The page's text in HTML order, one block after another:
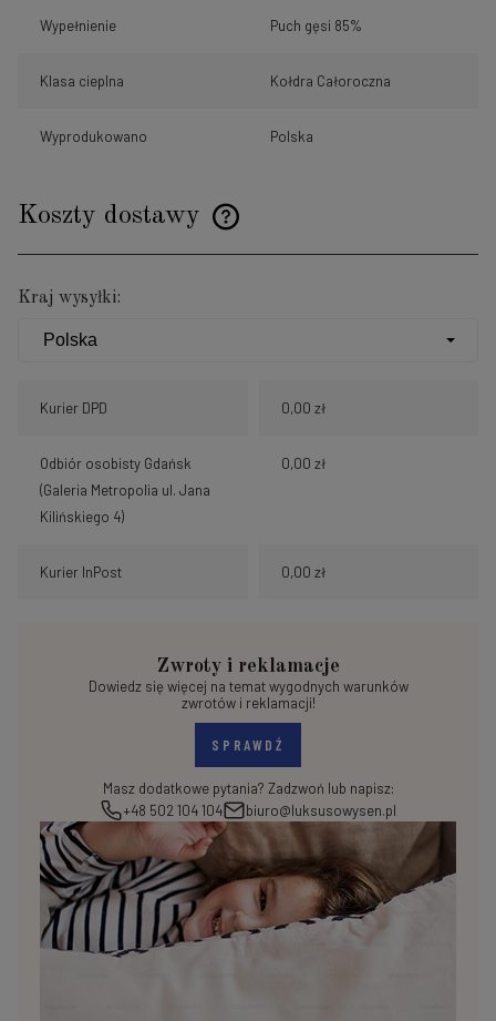
Wypełnienie Puch gęsi 85%
Klasa cieplna Kołdra Całoroczna
Wyprodukowano Polska
Koszty dostawy
Cena nie zawiera ewentualnych kosztów płatności
Kraj wysyłki:
Kurier DPD 0,00 zł
Odbiór osobisty Gdańsk
(Galeria Metropolia ul. Jana
Kilińskiego 4)
0,00 zł
Kurier InPost 0,00 zł
Zwroty i reklamacje
Dowiedz się więcej na temat wygodnych warunków
zwrotów i reklamacji!
SPRAWDŹ
Masz dodatkowe pytania? Zadzwoń lub napisz:
+48 502 104 104
biuro@luksusowysen.pl